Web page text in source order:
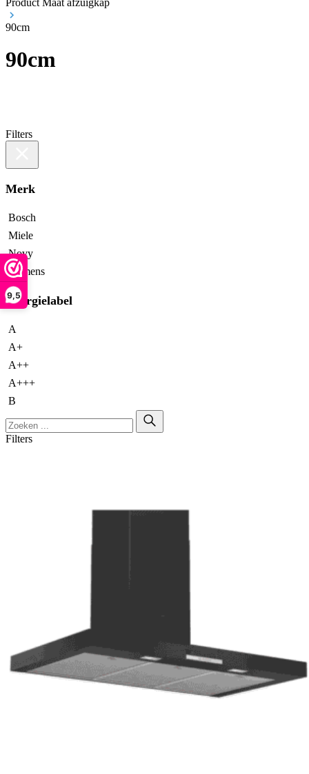
9,5
Product Maat afzuigkap
90cm
90cm
Filters
Merk
Bosch
Miele
Novy
Siemens
Energielabel
A
A+
A++
A+++
B
Filters